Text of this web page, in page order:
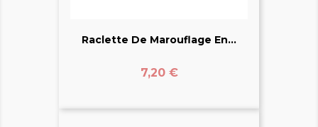
Raclette De Marouflage En...
Prix
7,20 €